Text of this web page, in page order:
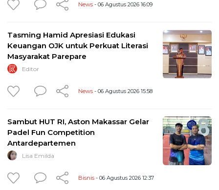
News - 06 Agustus 2026 16:09
Tasming Hamid Apresiasi Edukasi
Keuangan OJK untuk Perkuat Literasi
Masyarakat Parepare
Editor
News - 06 Agustus 2026 15:58
Sambut HUT RI, Aston Makassar Gelar
Padel Fun Competition
Antardepartemen
Lisa Emilda
Bisnis - 06 Agustus 2026 12:37